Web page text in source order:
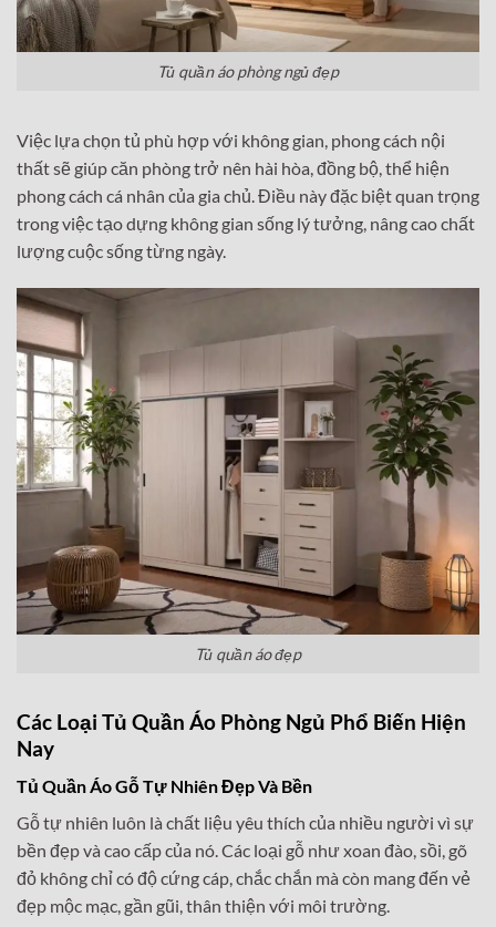
Tủ quần áo phòng ngủ đẹp
Việc lựa chọn tủ phù hợp với không gian, phong cách nội
thất sẽ giúp căn phòng trở nên hài hòa, đồng bộ, thể hiện
phong cách cá nhân của gia chủ. Điều này đặc biệt quan trọng
trong việc tạo dựng không gian sống lý tưởng, nâng cao chất
lượng cuộc sống từng ngày.
Tủ quần áo đẹp
Các Loại Tủ Quần Áo Phòng Ngủ Phổ Biến Hiện
Nay
Tủ Quần Áo Gỗ Tự Nhiên Đẹp Và Bền
Gỗ tự nhiên luôn là chất liệu yêu thích của nhiều người vì sự
bền đẹp và cao cấp của nó. Các loại gỗ như xoan đào, sồi, gõ
đỏ không chỉ có độ cứng cáp, chắc chắn mà còn mang đến vẻ
đẹp mộc mạc, gần gũi, thân thiện với môi trường.